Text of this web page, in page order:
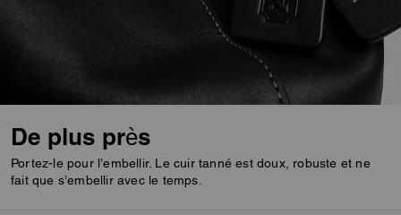
De plus près
Portez-le pour l’embellir. Le cuir tanné est doux, robuste et ne
fait que s’embellir avec le temps.